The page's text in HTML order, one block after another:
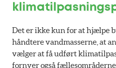
Det er ikke kun for at hjælpe
håndtere vandmasserne, at
vælger at få udført
fornyer også